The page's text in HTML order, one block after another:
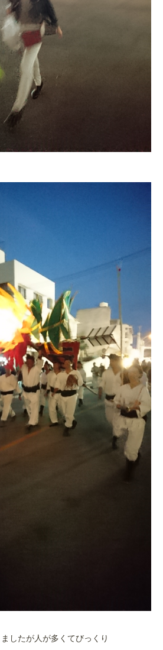
したが人が多くてびっくり